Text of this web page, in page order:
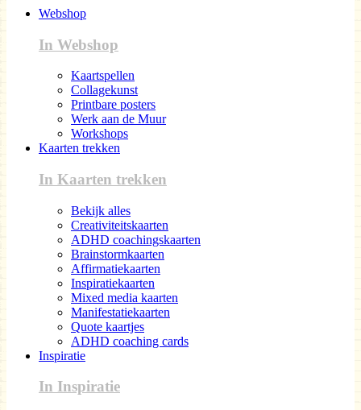
Webshop
In Webshop
Kaartspellen
Collagekunst
Printbare posters
Werk aan de Muur
Workshops
Kaarten trekken
In Kaarten trekken
Bekijk alles
Creativiteitskaarten
ADHD coachingskaarten
Brainstormkaarten
Affirmatiekaarten
Inspiratiekaarten
Mixed media kaarten
Manifestatiekaarten
Quote kaartjes
ADHD coaching cards
Inspiratie
In Inspiratie